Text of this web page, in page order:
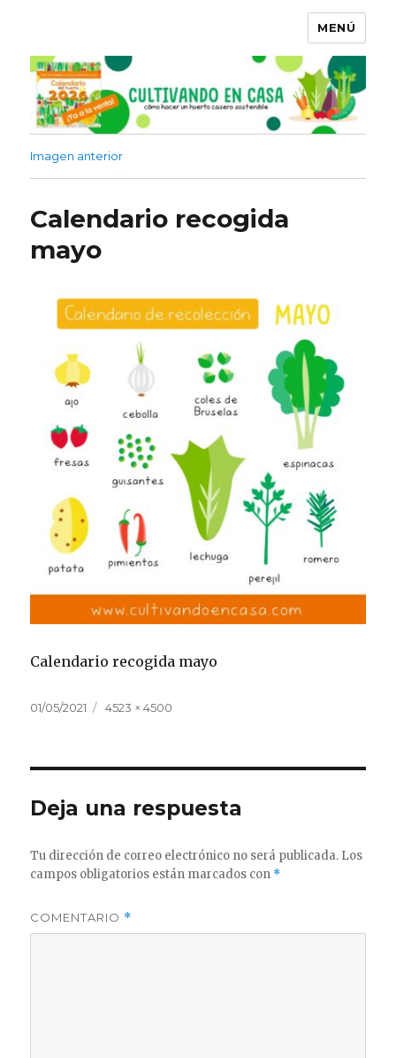
MENÚ
Imagen anterior
Calendario recogida
mayo
Calendario recogida mayo
Publicado
01/05/2021
Tamaño
4523 × 4500
Deja una respuesta
Tu dirección de correo electrónico no será publicada. Los
campos obligatorios están marcados con *
COMENTARIO *